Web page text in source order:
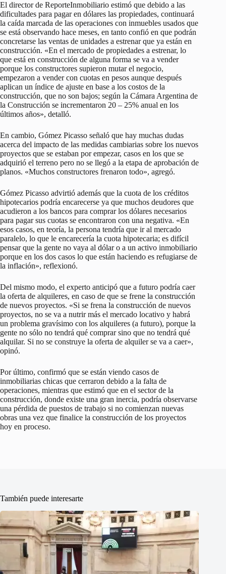
El director de ReporteInmobiliario estimó que debido a las
dificultades para pagar en dólares las propiedades, continuará
la caída marcada de las operaciones con inmuebles usados que
se está observando hace meses, en tanto confió en que podrán
concretarse las ventas de unidades a estrenar que ya están en
construcción. «En el mercado de propiedades a estrenar, lo
que está en construcción de alguna forma se va a vender
porque los constructores supieron mutar el negocio,
empezaron a vender con cuotas en pesos aunque después
aplican un índice de ajuste en base a los costos de la
construcción, que no son bajos; según la Cámara Argentina de
la Construcción se incrementaron 20 – 25% anual en los
últimos años», detalló.
En cambio, Gómez Picasso señaló que hay muchas dudas
acerca del impacto de las medidas cambiarias sobre los nuevos
proyectos que se estaban por empezar, casos en los que se
adquirió el terreno pero no se llegó a la etapa de aprobación de
planos. «Muchos constructores frenaron todo», agregó.
Gómez Picasso advirtió además que la cuota de los créditos
hipotecarios podría encarecerse ya que muchos deudores que
acudieron a los bancos para comprar los dólares necesarios
para pagar sus cuotas se encontraron con una negativa. «En
esos casos, en teoría, la persona tendría que ir al mercado
paralelo, lo que le encarecería la cuota hipotecaria; es difícil
pensar que la gente no vaya al dólar o a un activo inmobiliario
porque en los dos casos lo que están haciendo es refugiarse de
la inflación», reflexionó.
Del mismo modo, el experto anticipó que a futuro podría caer
la oferta de alquileres, en caso de que se frene la construcción
de nuevos proyectos. «Si se frena la construcción de nuevos
proyectos, no se va a nutrir más el mercado locativo y habrá
un problema gravísimo con los alquileres (a futuro), porque la
gente no sólo no tendrá qué comprar sino que no tendrá qué
alquilar. Si no se construye la oferta de alquiler se va a caer»,
opinó.
Por último, confirmó que se están viendo casos de
inmobiliarias chicas que cerraron debido a la falta de
operaciones, mientras que estimó que en el sector de la
construcción, donde existe una gran inercia, podría observarse
una pérdida de puestos de trabajo si no comienzan nuevas
obras una vez que finalice la construcción de los proyectos
hoy en proceso.
También puede interesarte